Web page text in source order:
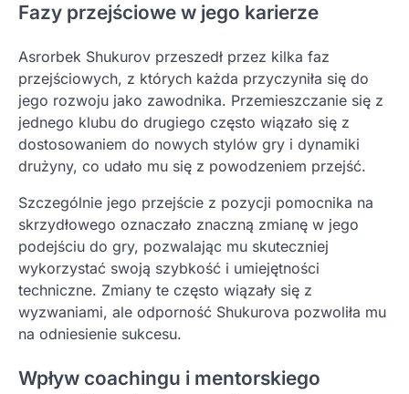
Fazy przejściowe w jego karierze
Asrorbek Shukurov przeszedł przez kilka faz
przejściowych, z których każda przyczyniła się do
jego rozwoju jako zawodnika. Przemieszczanie się z
jednego klubu do drugiego często wiązało się z
dostosowaniem do nowych stylów gry i dynamiki
drużyny, co udało mu się z powodzeniem przejść.
Szczególnie jego przejście z pozycji pomocnika na
skrzydłowego oznaczało znaczną zmianę w jego
podejściu do gry, pozwalając mu skuteczniej
wykorzystać swoją szybkość i umiejętności
techniczne. Zmiany te często wiązały się z
wyzwaniami, ale odporność Shukurova pozwoliła mu
na odniesienie sukcesu.
Wpływ coachingu i mentorskiego